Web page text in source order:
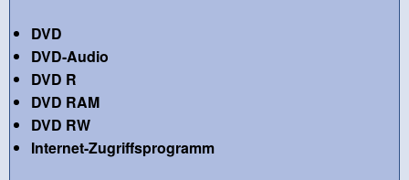
DVD
DVD-Audio
DVD R
DVD RAM
DVD RW
Internet-Zugriffsprogramm